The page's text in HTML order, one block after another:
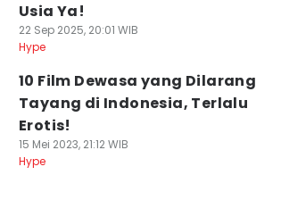
Usia Ya!
22 Sep 2025, 20:01 WIB
Hype
10 Film Dewasa yang Dilarang
Tayang di Indonesia, Terlalu
Erotis!
15 Mei 2023, 21:12 WIB
Hype